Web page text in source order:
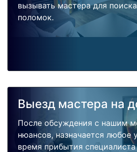
вызывать мастера для
поломок.
Выезд мастера на
После обсуждения с нашим
нюансов, назначается любое
время прибытия